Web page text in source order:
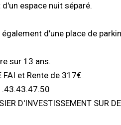
espace nuit séparé.
d'une place de
sur 13 ans.
et Rente de 317€
D'INVESTISSEMENT SUR